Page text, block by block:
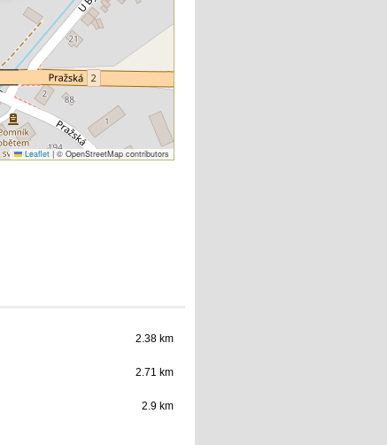
Leaflet | © OpenStreetMap contributors
2.38 km
2.71 km
2.9 km